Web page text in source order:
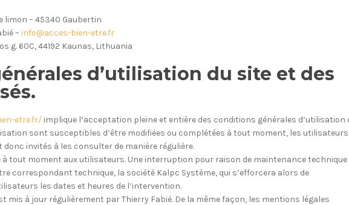
limon – 45340 Gaubertin
– info@acces-bien-etre.fr
g. 60C, 44192 Kaunas, Lithuania
d’utilisation du site et des
etre.fr/ implique l’acceptation pleine et entière des conditions générales d’utilisation
sont susceptibles d’être modifiées ou complétées à tout moment, les utilisateurs
donc invités à les consulter de manière régulière.
tout moment aux utilisateurs. Une interruption pour raison de maintenance technique
correspondant technique, la société Kalpc Système, qui s’efforcera alors de
les dates et heures de l’intervention.
mis à jour régulièrement par Thierry Fabié. De la même façon, les mentions légales